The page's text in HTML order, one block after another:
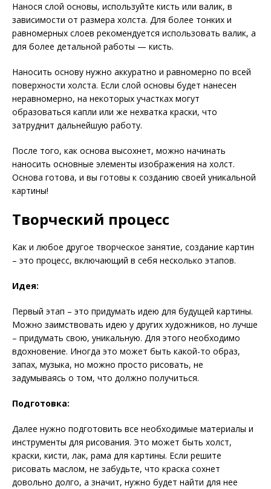
Нанося слой основы, используйте кисть или валик, в
зависимости от размера холста. Для более тонких и
равномерных слоев рекомендуется использовать валик, а
для более детальной работы — кисть.
Наносить основу нужно аккуратно и равномерно по всей
поверхности холста. Если слой основы будет нанесен
неравномерно, на некоторых участках могут
образоваться капли или же нехватка краски, что
затруднит дальнейшую работу.
После того, как основа высохнет, можно начинать
наносить основные элементы изображения на холст.
Основа готова, и вы готовы к созданию своей уникальной
картины!
Творческий процесс
Как и любое другое творческое занятие, создание картин
– это процесс, включающий в себя несколько этапов.
Идея:
Первый этап – это придумать идею для будущей картины.
Можно заимствовать идею у других художников, но лучше
– придумать свою, уникальную. Для этого необходимо
вдохновение. Иногда это может быть какой-то образ,
запах, музыка, но можно просто рисовать, не
задумываясь о том, что должно получиться.
Подготовка:
Далее нужно подготовить все необходимые материалы и
инструменты для рисования. Это может быть холст,
краски, кисти, лак, рама для картины. Если решите
рисовать маслом, не забудьте, что краска сохнет
довольно долго, а значит, нужно будет найти для нее